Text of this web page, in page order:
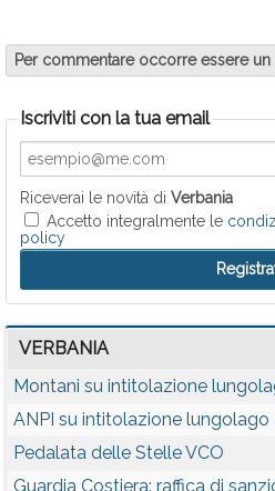
Per commentare occorre essere un
Iscriviti con la tua email
Riceverai le novità di Verbania
Accetto integralmente le
policy
VERBANIA
Montani su intitolazione
ANPI su intitolazione lungolago
Pedalata delle Stelle VCO
Guardia Costiera: raffica di